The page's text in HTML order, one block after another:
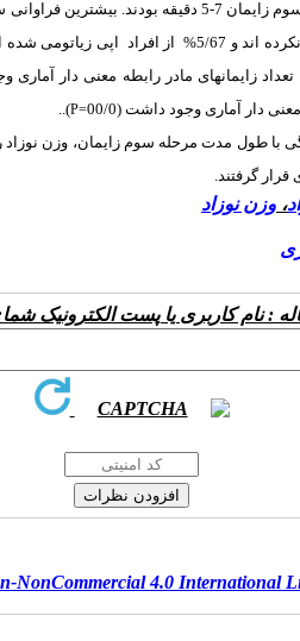
از افراد
تعداد زایمانهای مادر رابطه معنی دار
معنی دار آماری وجود داشت (00/0
P=
)
.
.
با طول مدت مرحله سوم زایمان، وزن
گرفتند.
، وزن نوزاد
: نام کاربری یا پست الکترونیک
NonCommercial 4.0 International